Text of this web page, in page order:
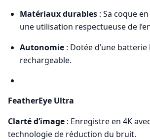
Matériaux durables : Sa coque
une utilisation respectueuse de
Autonomie : Dotée d’une
rechargeable.
FeatherEye Ultra
Clarté d’image : Enregistre en 4K
technologie de réduction du bruit.